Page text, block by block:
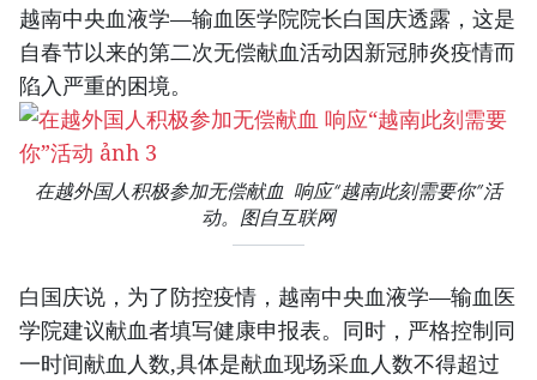
越南中央血液学—输血医学院院长白国庆透露，这是
自春节以来的第二次无偿献血活动因新冠肺炎疫情而
陷入严重的困境。
在越外国人积极参加无偿献血 响应“越南此刻需要你”活
动。图自互联网
白国庆说，为了防控疫情，越南中央血液学—输血医
学院建议献血者填写健康申报表。同时，严格控制同
一时间献血人数,具体是献血现场采血人数不得超过